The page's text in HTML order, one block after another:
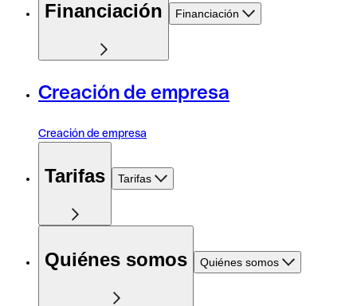
Financiación Financiación
Creación de empresa
Creación de empresa
Tarifas Tarifas
Quiénes somos Quiénes somos